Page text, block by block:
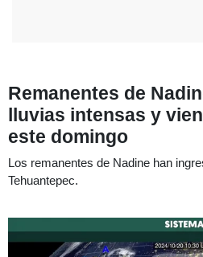
Remanentes de
lluvias intensas y
este domingo
Los remanentes de Nadine han
Tehuantepec.